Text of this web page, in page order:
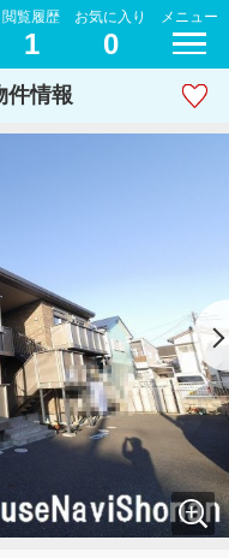
閲覧履歴
1
お気に入り
0
メニュー
件情報